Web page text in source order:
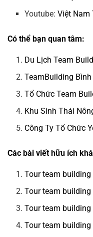
Youtube:Việt Nam
Có thể bạn quan tâm:
Du Lịch Team
TeamBuilding
Tổ Chức Team
Khu Sinh Thái
Công Ty Tổ Chức
Các bài viết hữu ích
Tour team building
Tour team building
Tour team
Tour team